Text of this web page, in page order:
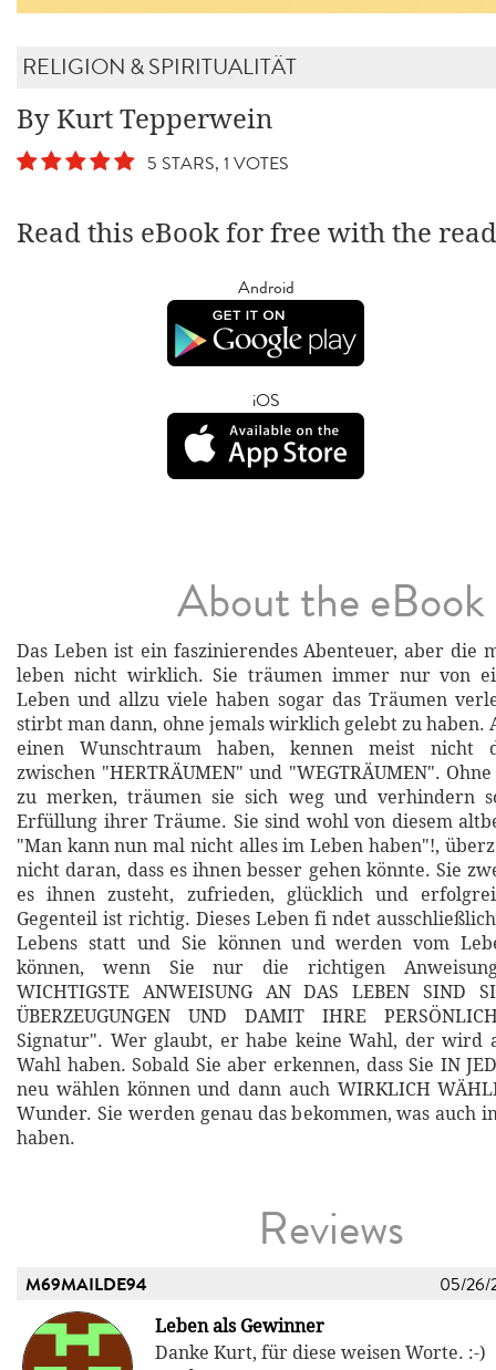
RELIGION & SPIRITUALITÄT
By Kurt Tepperwein
5 STARS, 1 VOTES
Read this eBook for free with the
Android
iOS
About the eBook
Das Leben ist ein faszinierendes Abenteuer, aber die
leben nicht wirklich. Sie träumen immer nur von
Leben und allzu viele haben sogar das Träumen
stirbt man dann, ohne jemals wirklich gelebt zu haben.
einen Wunschtraum haben, kennen meist nicht
zwischen "HERTRÄUMEN" und "WEGTRÄUMEN".
zu merken, träumen sie sich weg und verhindern
Erfüllung ihrer Träume. Sie sind wohl von diesem
"Man kann nun mal nicht alles im Leben haben"!,
nicht daran, dass es ihnen besser gehen könnte. Sie
es ihnen zusteht, zufrieden, glücklich und
Gegenteil ist richtig. Dieses Leben fi ndet
Lebens statt und Sie können und werden vom
können, wenn Sie nur die richtigen
WICHTIGSTE ANWEISUNG AN DAS LEBEN SIND
ÜBERZEUGUNGEN UND DAMIT IHRE
Signatur". Wer glaubt, er habe keine Wahl, der wird
Wahl haben. Sobald Sie aber erkennen, dass Sie IN
neu wählen können und dann auch WIRKLICH
Wunder. Sie werden genau das bekommen, was auch
haben.
Reviews
M69MAILDE94 05/26/
Leben als Gewinner
Danke Kurt, für diese weisen Worte. :-)